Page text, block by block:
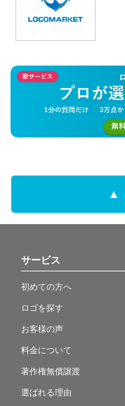
サービス
初めての方へ
ロゴを探す
お客様の声
料金について
著作権無償譲渡
選ばれる理由